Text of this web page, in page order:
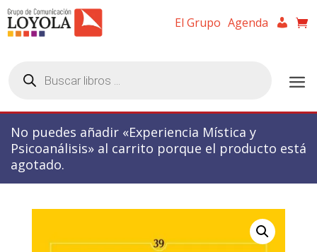
El Grupo Agenda
productos
No puedes añadir «Experiencia Mística y
Psicoanálisis» al carrito porque el producto está
agotado.